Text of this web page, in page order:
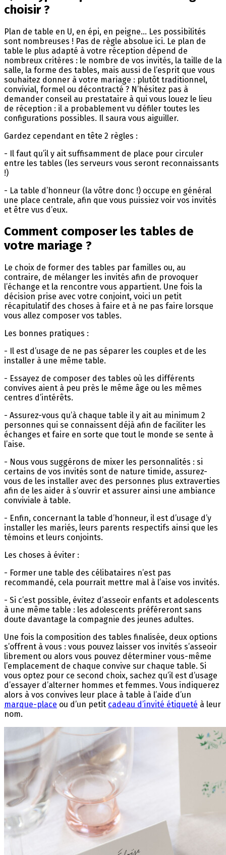
choisir ?
Plan de table en U, en épi, en peigne… Les possibilités
sont nombreuses ! Pas de règle absolue ici. Le plan de
table le plus adapté à votre réception dépend de
nombreux critères : le nombre de vos invités, la taille de la
salle, la forme des tables, mais aussi de l’esprit que vous
souhaitez donner à votre mariage : plutôt traditionnel,
convivial, formel ou décontracté ? N’hésitez pas à
demander conseil au prestataire à qui vous louez le lieu
de réception : il a probablement vu défiler toutes les
configurations possibles. Il saura vous aiguiller.
Gardez cependant en tête 2 règles :
- Il faut qu’il y ait suffisamment de place pour circuler
entre les tables (les serveurs vous seront reconnaissants
!)
- La table d’honneur (la vôtre donc !) occupe en général
une place centrale, afin que vous puissiez voir vos invités
et être vus d’eux.
Comment composer les tables de
votre mariage ?
Le choix de former des tables par familles ou, au
contraire, de mélanger les invités afin de provoquer
l’échange et la rencontre vous appartient. Une fois la
décision prise avec votre conjoint, voici un petit
récapitulatif des choses à faire et à ne pas faire lorsque
vous allez composer vos tables.
Les bonnes pratiques :
- Il est d’usage de ne pas séparer les couples et de les
installer à une même table.
- Essayez de composer des tables où les différents
convives aient à peu près le même âge ou les mêmes
centres d’intérêts.
- Assurez-vous qu’à chaque table il y ait au minimum 2
personnes qui se connaissent déjà afin de faciliter les
échanges et faire en sorte que tout le monde se sente à
l’aise.
- Nous vous suggérons de mixer les personnalités : si
certains de vos invités sont de nature timide, assurez-
vous de les installer avec des personnes plus extraverties
afin de les aider à s’ouvrir et assurer ainsi une ambiance
conviviale à table.
- Enfin, concernant la table d’honneur, il est d’usage d’y
installer les mariés, leurs parents respectifs ainsi que les
témoins et leurs conjoints.
Les choses à éviter :
- Former une table des célibataires n’est pas
recommandé, cela pourrait mettre mal à l’aise vos invités.
- Si c’est possible, évitez d’asseoir enfants et adolescents
à une même table : les adolescents préféreront sans
doute davantage la compagnie des jeunes adultes.
Une fois la composition des tables finalisée, deux options
s’offrent à vous : vous pouvez laisser vos invités s’asseoir
librement ou alors vous pouvez déterminer vous-même
l’emplacement de chaque convive sur chaque table. Si
vous optez pour ce second choix, sachez qu’il est d’usage
d’essayer d’alterner hommes et femmes. Vous indiquerez
alors à vos convives leur place à table à l’aide d’un
marque-place ou d’un petit cadeau d’invité étiqueté à leur
nom.